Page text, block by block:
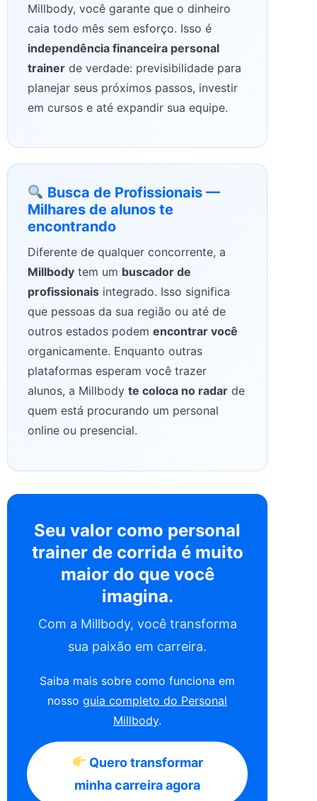
Millbody, você garante que o dinheiro
caia todo mês sem esforço. Isso é
independência financeira personal
trainer de verdade: previsibilidade para
planejar seus próximos passos, investir
em cursos e até expandir sua equipe.
Busca de Profissionais —
Milhares de alunos te
encontrando
Diferente de qualquer concorrente, a
Millbody tem um buscador de
profissionais integrado. Isso significa
que pessoas da sua região ou até de
outros estados podem encontrar você
organicamente. Enquanto outras
plataformas esperam você trazer
alunos, a Millbody te coloca no radar de
quem está procurando um personal
online ou presencial.
Seu valor como personal
trainer de corrida é muito
maior do que você
imagina.
Com a Millbody, você transforma
sua paixão em carreira.
Saiba mais sobre como funciona em
nosso guia completo do Personal
Millbody.
Quero transformar
minha carreira agora